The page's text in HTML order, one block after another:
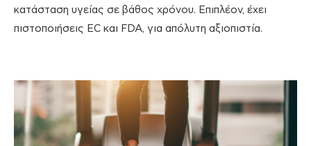
κατάσταση υγείας σε βάθος χρόνου. Επιπλέον, έχει
πιστοποιήσεις EC και FDA, για απόλυτη αξιοπιστία.